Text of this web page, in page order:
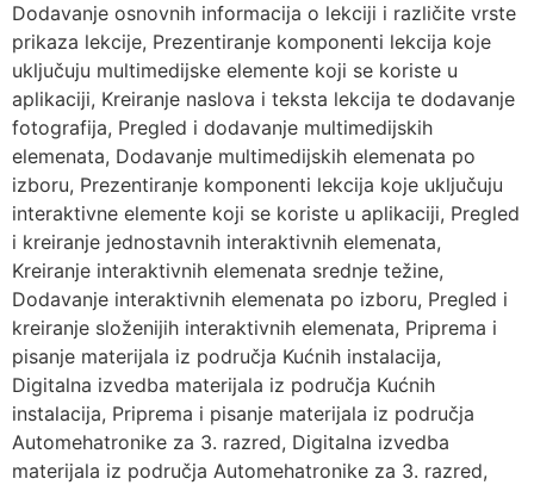
Dodavanje osnovnih informacija o lekciji i različite vrste
prikaza lekcije, Prezentiranje komponenti lekcija koje
uključuju multimedijske elemente koji se koriste u
aplikaciji, Kreiranje naslova i teksta lekcija te dodavanje
fotografija, Pregled i dodavanje multimedijskih
elemenata, Dodavanje multimedijskih elemenata po
izboru, Prezentiranje komponenti lekcija koje uključuju
interaktivne elemente koji se koriste u aplikaciji, Pregled
i kreiranje jednostavnih interaktivnih elemenata,
Kreiranje interaktivnih elemenata srednje težine,
Dodavanje interaktivnih elemenata po izboru, Pregled i
kreiranje složenijih interaktivnih elemenata, Priprema i
pisanje materijala iz područja Kućnih instalacija,
Digitalna izvedba materijala iz područja Kućnih
instalacija, Priprema i pisanje materijala iz područja
Automehatronike za 3. razred, Digitalna izvedba
materijala iz područja Automehatronike za 3. razred,